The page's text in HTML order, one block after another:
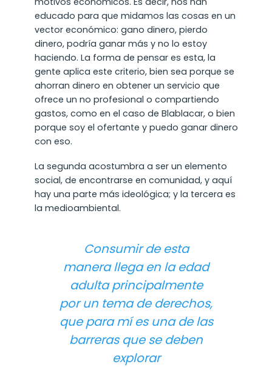
educado para que midamos las cosas en un
vector económico: gano dinero, pierdo
dinero, podría ganar más y no lo estoy
haciendo. La forma de pensar es esta, la
gente aplica este criterio, bien sea porque se
ahorran dinero en obtener un servicio que
ofrece un no profesional o compartiendo
gastos, como en el caso de Blablacar, o bien
porque soy el ofertante y puedo ganar dinero
con eso.
La segunda acostumbra a ser un elemento
social, de encontrarse en comunidad, y aquí
hay una parte más ideológica; y la tercera es
la medioambiental.
Consumir de esta
manera llega en la edad
adulta principalmente
por un tema de derechos,
que para mí es una de las
barreras que se deben
explorar